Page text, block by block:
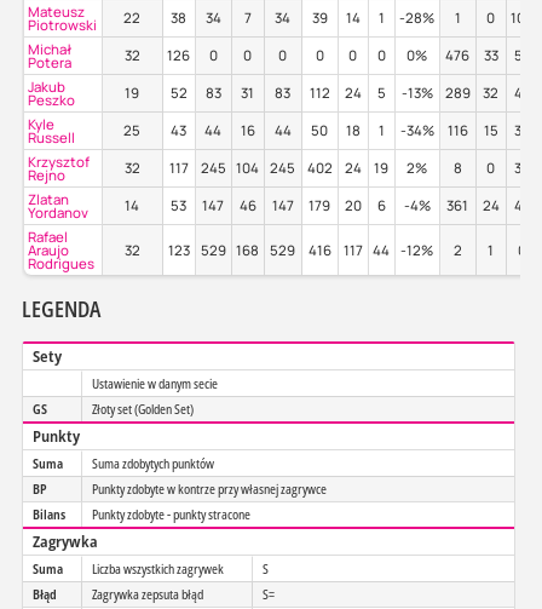
Mateusz
Piotrowski 22 38 34 7 34 39 14 1 -28% 1 0
Michał
Potera 32 126 0 0 0 0 0 0 0% 476 33
57%
Jakub
Peszko 19 52 83 31 83 112 24 5 -13% 289 32
46%
Kyle
Russell 25 43 44 16 44 50 18 1 -34% 116 15
30%
Krzysztof
Rejno 32 117 245 104 245 402 24 19 2% 8 0
38%
Zlatan
Yordanov 14 53 147 46 147 179 20 6 -4% 361 24
43%
Rafael
Araujo
Rodrigues
32 123 529 168 529 416 117 44 -12% 2 1 0%
LEGENDA
Sety
Ustawienie w danym secie
GS
Złoty set (Golden Set)
Punkty
Suma
Suma zdobytych punktów
BP
Punkty zdobyte w kontrze przy własnej zagrywce
Bilans
Punkty zdobyte - punkty stracone
Zagrywka
Suma Liczba wszystkich zagrywek
S
Błąd
Zagrywka zepsuta błąd
S=